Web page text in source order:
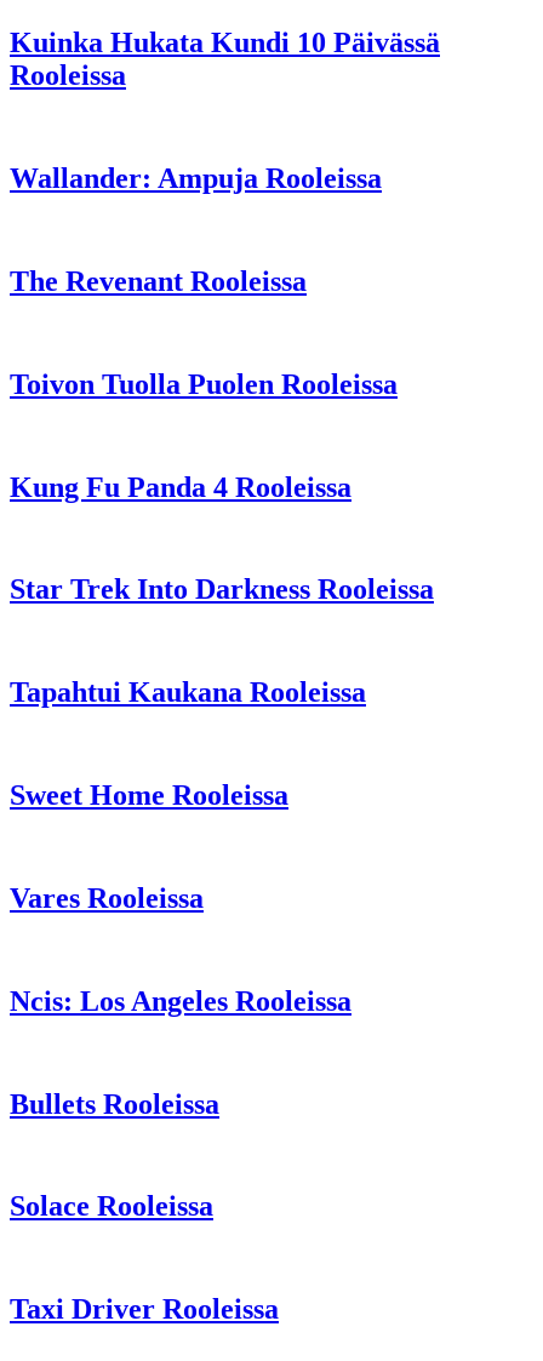
Kuinka Hukata Kundi 10 Päivässä
Rooleissa
Wallander: Ampuja Rooleissa
The Revenant Rooleissa
Toivon Tuolla Puolen Rooleissa
Kung Fu Panda 4 Rooleissa
Star Trek Into Darkness Rooleissa
Tapahtui Kaukana Rooleissa
Sweet Home Rooleissa
Vares Rooleissa
Ncis: Los Angeles Rooleissa
Bullets Rooleissa
Solace Rooleissa
Taxi Driver Rooleissa